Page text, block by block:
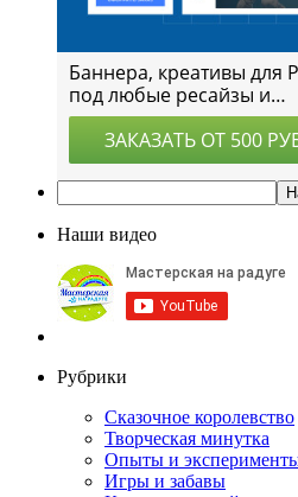
Наши видео
Рубрики
Сказочное королевство
Творческая минутка
Опыты и
Игры и забавы